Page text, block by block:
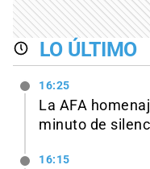
LO ÚLTIMO
16:25
La AFA
minuto de
16:15